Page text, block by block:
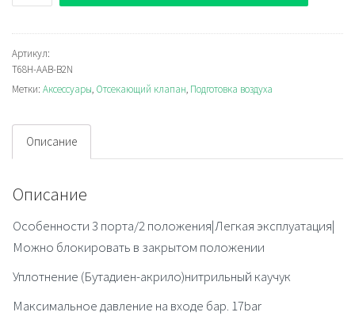
AAB-
B2N
Артикул:
T68H-AAB-B2N
Метки: Аксессуары, Отсекающий клапан, Подготовка воздуха
Описание
Описание
Особенности 3 порта/2 положения|Легкая эксплуатация|
Можно блокировать в закрытом положении
Уплотнение (Бутадиен-акрило)нитрильный каучук
Максимальное давление на входе бар. 17bar